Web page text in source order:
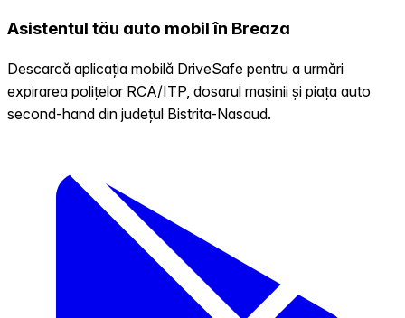
Asistentul tău auto mobil în Breaza
Descarcă aplicația mobilă DriveSafe pentru a urmări
expirarea polițelor RCA/ITP, dosarul mașinii și piața auto
second-hand din județul Bistrita-Nasaud.